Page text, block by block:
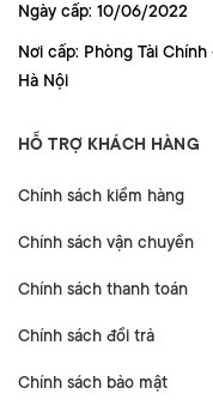
Ngày cấp: 10/06/2022
Nơi cấp: Phòng Tài
Hà Nội
HỖ TRỢ KHÁCH HÀNG
Chính sách kiểm hàng
Chính sách vận chuyển
Chính sách thanh toán
Chính sách đổi trả
Chính sách bảo mật